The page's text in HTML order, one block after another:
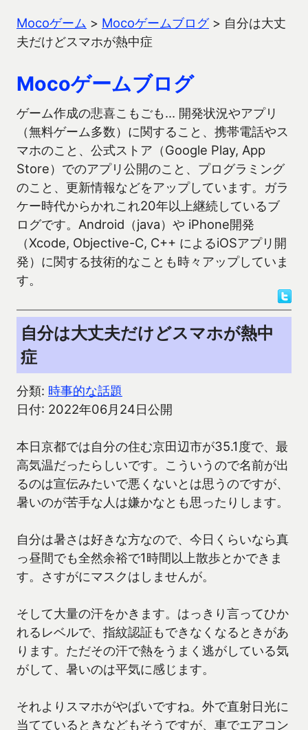
Mocoゲーム > Mocoゲームブログ> 自分は大丈
夫だけどスマホが熱中症
Mocoゲームブログ
ゲーム作成の悲喜こもごも… 開発状況やアプリ
（無料ゲーム多数）に関すること、携帯電話やス
マホのこと、公式ストア（Google Play, App
Store）でのアプリ公開のこと、プログラミング
のこと、更新情報などをアップしています。ガラ
ケー時代からかれこれ20年以上継続しているブ
ログです。Android（java）や iPhone開発
（Xcode, Objective-C, C++ によるiOSアプリ開
発）に関する技術的なことも時々アップしていま
す。
自分は大丈夫だけどスマホが熱中
症
分類: 時事的な話題
日付: 2022年06月24日公開
本日京都では自分の住む京田辺市が35.1度で、最
高気温だったらしいです。こういうので名前が出
るのは宣伝みたいで悪くないとは思うのですが、
暑いのが苦手な人は嫌かなとも思ったりします。
自分は暑さは好きな方なので、今日くらいなら真
っ昼間でも全然余裕で1時間以上散歩とかできま
す。さすがにマスクはしませんが。
そして大量の汗をかきます。はっきり言ってひか
れるレベルで、指紋認証もできなくなるときがあ
ります。ただその汗で熱をうまく逃がしている気
がして、暑いのは平気に感じます。
それよりスマホがやばいですね。外で直射日光に
当てているときなどもそうですが、車でエアコン